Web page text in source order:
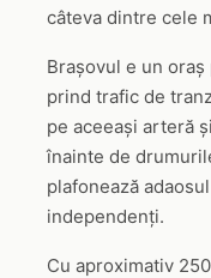
câteva dintre cele
Brașovul e un
prind trafic de
pe aceeași arteră
înainte de
plafonează
independenți.
Cu aproximativ